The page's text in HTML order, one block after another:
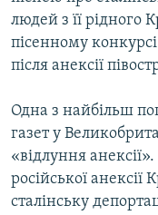
людей з її рідного
пісенному
після анексії
Одна з найбільш
газет у
«відлуння
російської
сталінську